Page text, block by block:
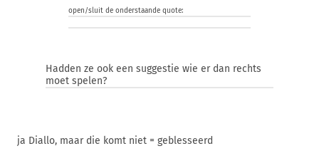
open/sluit de onderstaande quote:
Hadden ze ook een suggestie wie er dan rechts
moet spelen?
ja Diallo, maar die komt niet = geblesseerd